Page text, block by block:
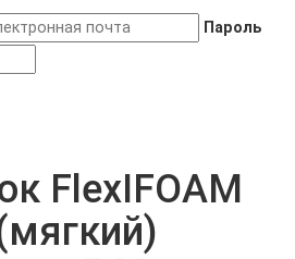
Пароль
FlexIFOAM